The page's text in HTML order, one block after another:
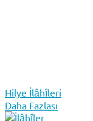
Hilye İlâhîleri
Daha Fazlası